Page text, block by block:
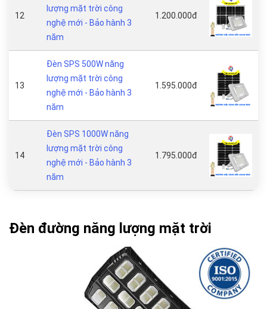
12
lượng mặt trời công
nghệ mới - Bảo hành 3
năm
1.200.000đ
13
Đèn SPS 500W năng
lượng mặt trời công
nghệ mới - Bảo hành 3
năm
1.595.000đ
14
Đèn SPS 1000W năng
lượng mặt trời công
nghệ mới - Bảo hành 3
năm
1.795.000đ
Đèn đường năng lượng mặt trời